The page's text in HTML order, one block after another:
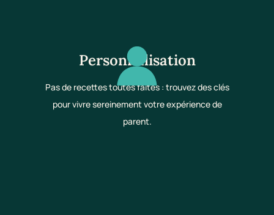
Personnalisation
Pas de recettes toutes faites : trouvez des clés
pour vivre sereinement votre expérience de
parent.